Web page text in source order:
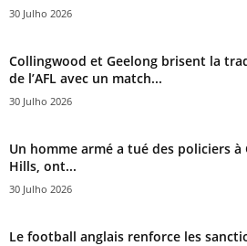
30 Julho 2026
Collingwood et Geelong brisent la
de l’AFL avec un match...
30 Julho 2026
Un homme armé a tué des policiers à
Hills, ont...
30 Julho 2026
Le football anglais renforce les